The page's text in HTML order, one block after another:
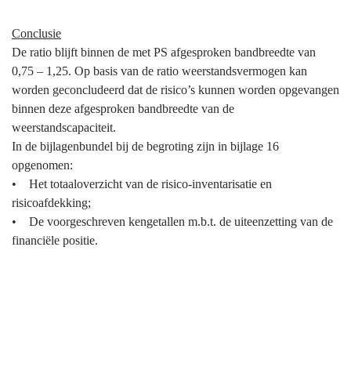
Conclusie
De ratio blijft binnen de met PS afgesproken bandbreedte van
0,75 – 1,25. Op basis van de ratio weerstandsvermogen kan
worden geconcludeerd dat de risico’s kunnen worden opgevangen
binnen deze afgesproken bandbreedte van de
weerstandscapaciteit.
In de bijlagenbundel bij de begroting zijn in bijlage 16
opgenomen:
• Het totaaloverzicht van de risico-inventarisatie en
risicoafdekking;
• De voorgeschreven kengetallen m.b.t. de uiteenzetting van de
financiële positie.